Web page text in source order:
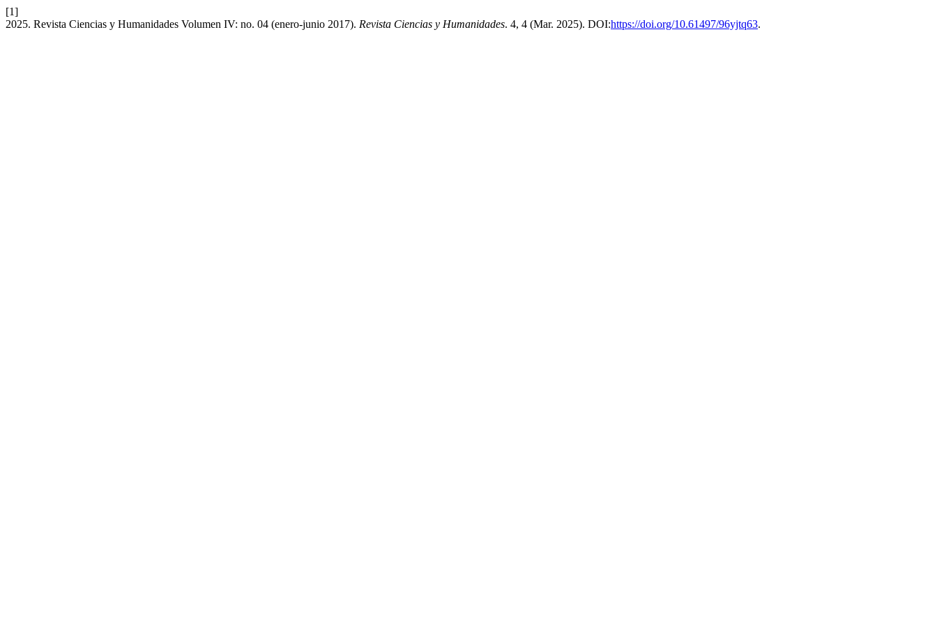
[1]
2025. Revista Ciencias y Humanidades Volumen IV: no. 04 (enero-junio 2017). Revista Ciencias y Humanidades. 4, 4 (Mar. 2025). DOI:https://doi.org/10.61497/96yjtq63.